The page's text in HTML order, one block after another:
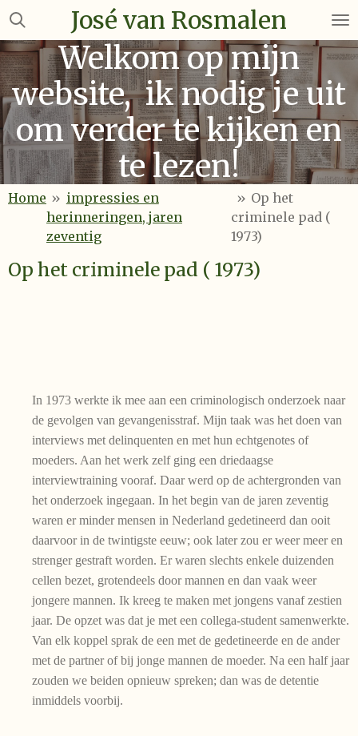
Ga
naar
de
hoofdinhoud
José van Rosmalen
Welkom op mijn
website, ik nodig je uit
om verder te kijken en
te lezen!
Home » impressies en
herinneringen, jaren
zeventig
» Op het
criminele pad (
1973)
Op het criminele pad ( 1973)
In 1973 werkte ik mee aan een criminologisch onderzoek naar
de gevolgen van gevangenisstraf. Mijn taak was het doen van
interviews met delinquenten en met hun echtgenotes of
moeders. Aan het werk zelf ging een driedaagse
interviewtraining vooraf. Daar werd op de achtergronden van
het onderzoek ingegaan. In het begin van de jaren zeventig
waren er minder mensen in Nederland gedetineerd dan ooit
daarvoor in de twintigste eeuw; ook later zou er weer meer en
strenger gestraft worden. Er waren slechts enkele duizenden
cellen bezet, grotendeels door mannen en dan vaak weer
jongere mannen. Ik kreeg te maken met jongens vanaf zestien
jaar. De opzet was dat je met een collega-student samenwerkte.
Van elk koppel sprak de een met de gedetineerde en de ander
met de partner of bij jonge mannen de moeder. Na een half jaar
zouden we beiden opnieuw spreken; dan was de detentie
inmiddels voorbij.